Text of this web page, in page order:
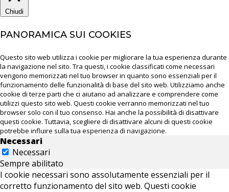
Chiudi
PANORAMICA SUI COOKIES
Questo sito web utilizza i cookie per migliorare la tua esperienza durante
la navigazione nel sito. Tra questi, i cookie classificati come necessari
vengono memorizzati nel tuo browser in quanto sono essenziali per il
funzionamento delle funzionalità di base del sito web. Utilizziamo anche
cookie di terze parti che ci aiutano ad analizzare e comprendere come
utilizzi questo sito web. Questi cookie verranno memorizzati nel tuo
browser solo con il tuo consenso. Hai anche la possibilità di disattivare
questi cookie. Tuttavia, scegliere di disattivare alcuni di questi cookie
potrebbe influire sulla tua esperienza di navigazione.
Necessari
Necessari
Sempre abilitato
I cookie necessari sono assolutamente essenziali per il
corretto funzionamento del sito web. Questi cookie